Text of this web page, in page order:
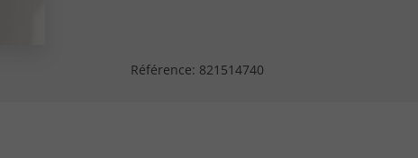
Référence: 821514740